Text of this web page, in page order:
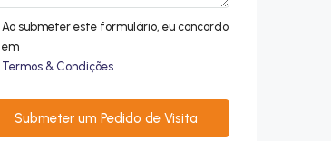
Ao submeter este formulário, eu concordo
em
Termos & Condições
Submeter um Pedido de Visita